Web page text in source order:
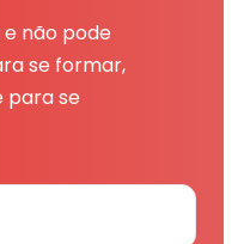
não pode
se formar,
para se